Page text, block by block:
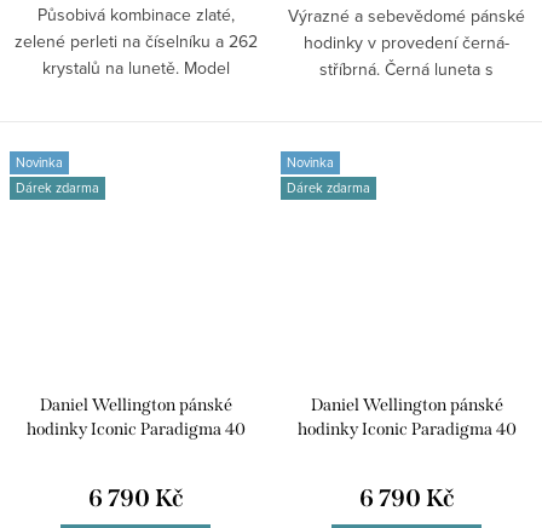
Působivá kombinace zlaté,
zelené perleti na číselníku a 262
krystalů na lunetě. Model
Výrazné a sebevědomé pánské
hodinky v provedení černá-
stříbrná. Černá luneta s
Novinka
Dárek zdarma
Daniel Wellington pánské
hodinky Iconic Paradigma 40
6 790 Kč
Novinka
Dárek zdarma
Daniel Wellington pánské
hodinky Iconic Paradigma 40
6 790 Kč